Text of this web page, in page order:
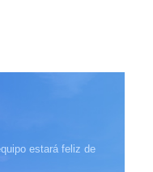
estará feliz de